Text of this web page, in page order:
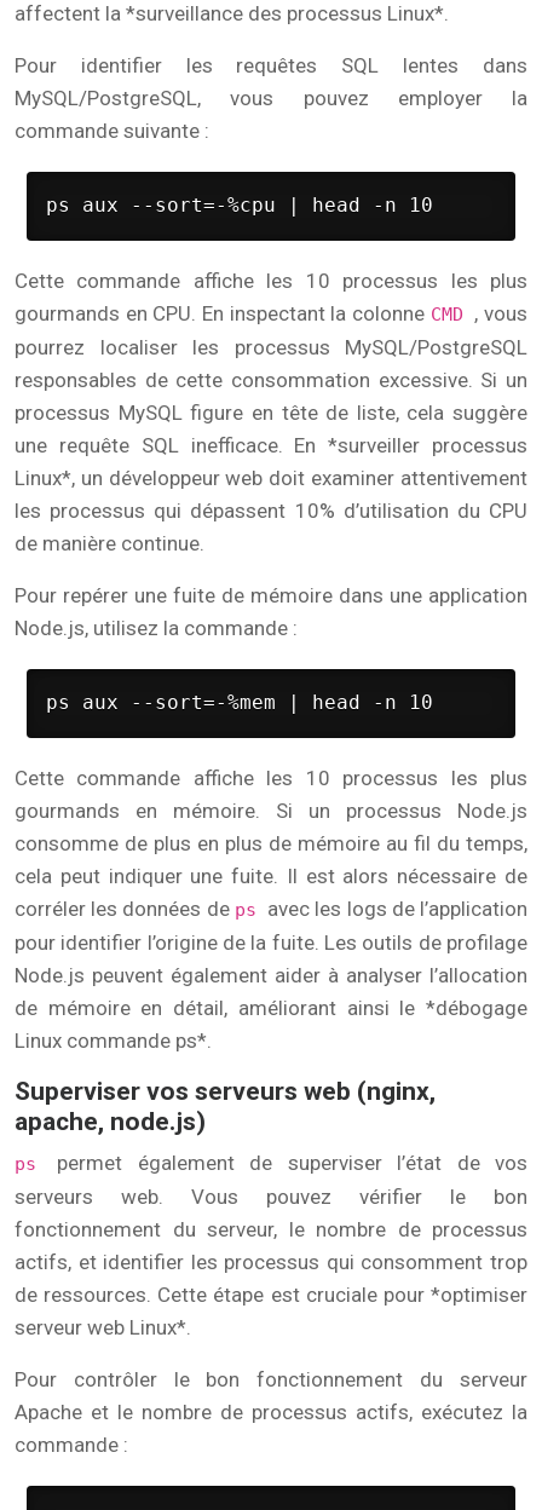
affectent la *surveillance des processus Linux*.
Pour identifier les requêtes SQL lentes dans
MySQL/PostgreSQL, vous pouvez employer la
commande suivante :
ps aux --sort=-%cpu | head -n 10
Cette commande affiche les 10 processus les plus
gourmands en CPU. En inspectant la colonne CMD , vous
pourrez localiser les processus MySQL/PostgreSQL
responsables de cette consommation excessive. Si un
processus MySQL figure en tête de liste, cela suggère
une requête SQL inefficace. En *surveiller processus
Linux*, un développeur web doit examiner attentivement
les processus qui dépassent 10% d’utilisation du CPU
de manière continue.
Pour repérer une fuite de mémoire dans une application
Node.js, utilisez la commande :
ps aux --sort=-%mem | head -n 10
Cette commande affiche les 10 processus les plus
gourmands en mémoire. Si un processus Node.js
consomme de plus en plus de mémoire au fil du temps,
cela peut indiquer une fuite. Il est alors nécessaire de
corréler les données de ps avec les logs de l’application
pour identifier l’origine de la fuite. Les outils de profilage
Node.js peuvent également aider à analyser l’allocation
de mémoire en détail, améliorant ainsi le *débogage
Linux commande ps*.
Superviser vos serveurs web (nginx,
apache, node.js)
ps permet également de superviser l’état de vos
serveurs web. Vous pouvez vérifier le bon
fonctionnement du serveur, le nombre de processus
actifs, et identifier les processus qui consomment trop
de ressources. Cette étape est cruciale pour *optimiser
serveur web Linux*.
Pour contrôler le bon fonctionnement du serveur
Apache et le nombre de processus actifs, exécutez la
commande :